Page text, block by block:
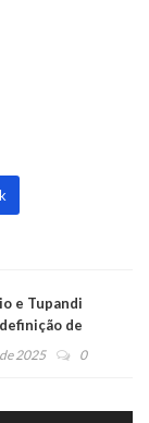
e Tupandi
de
2025 0